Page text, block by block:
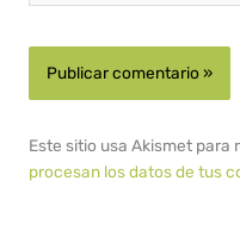
Este sitio usa Akismet para
procesan los datos de tus